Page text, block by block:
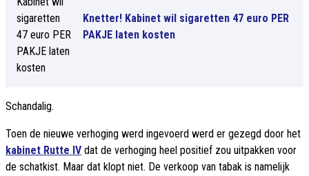
Knetter! Kabinet wil sigaretten 47 euro PER
PAKJE laten kosten
Schandalig.
Toen de nieuwe verhoging werd ingevoerd werd er gezegd door het
kabinet Rutte IV dat de verhoging heel positief zou uitpakken voor
de schatkist. Maar dat klopt niet. De verkoop van tabak is namelijk